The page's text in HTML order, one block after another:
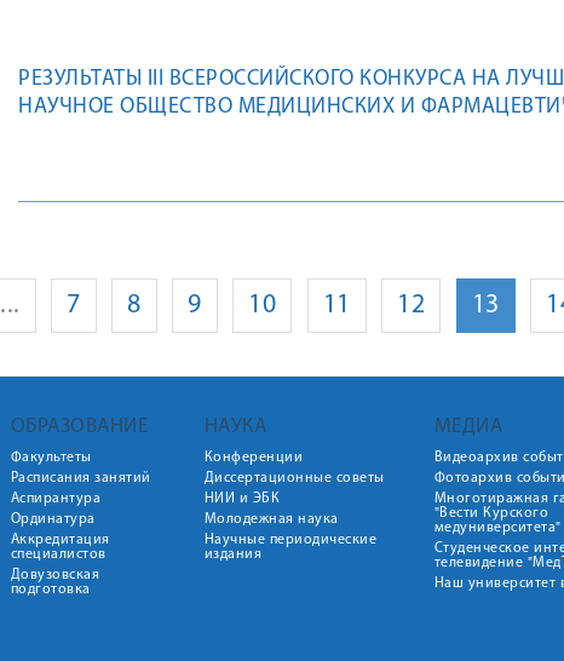
РЕЗУЛЬТАТЫ III ВСЕРОССИЙСКОГО КОНКУРСА НА
НАУЧНОЕ ОБЩЕСТВО МЕДИЦИНСКИХ И
... 7 8 9 10 11 12 13
ОБРАЗОВАНИЕ
Факультеты
Расписания занятий
Аспирантура
Ординатура
Аккредитация
специалистов
Довузовская
подготовка
НАУКА
Конференции
Диссертационные советы
НИИ и ЭБК
Молодежная наука
Научные периодические
издания
МЕДИА
Видеоархив
Фотоархив
Многотиражная
"Вести Курского
медуниверситета"
Студенческое
телевидение
Наш университет